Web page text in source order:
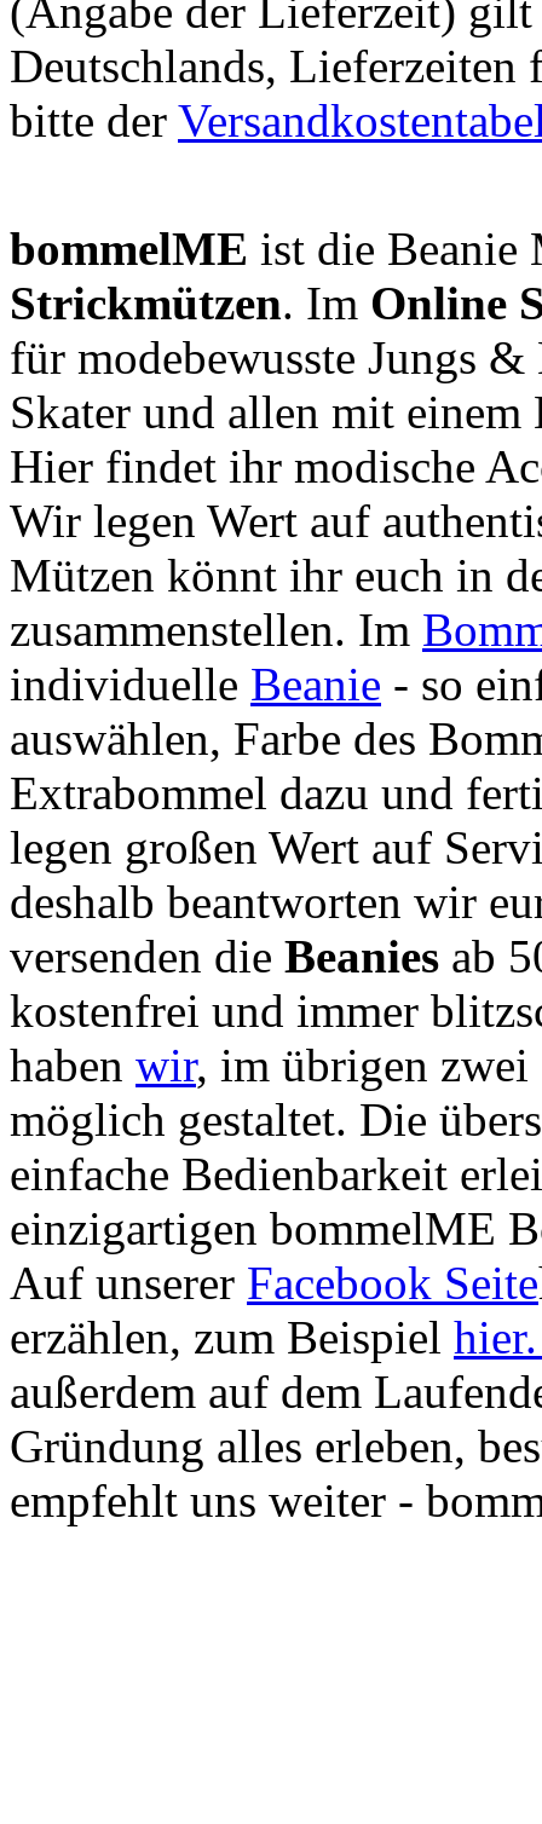
(Angabe der Lieferzeit)
Deutschlands, Lieferzeiten
bitte der
bommelME ist die
Strickmützen. Im Online
für modebewusste Jungs
Skater und allen mit
Hier findet ihr modische
Wir legen Wert auf
Mützen könnt ihr euch in
zusammenstellen. Im
individuelle Beanie - so
auswählen, Farbe des
Extrabommel dazu und
legen großen Wert auf
deshalb beantworten wir
versenden die Beanies ab
kostenfrei und immer
haben wir, im übrigen zwei
möglich gestaltet. Die
einfache Bedienbarkeit
einzigartigen bommelME
Auf unserer Facebook Seite
erzählen, zum Beispiel hier
außerdem auf dem
Gründung alles erleben,
empfehlt uns weiter -